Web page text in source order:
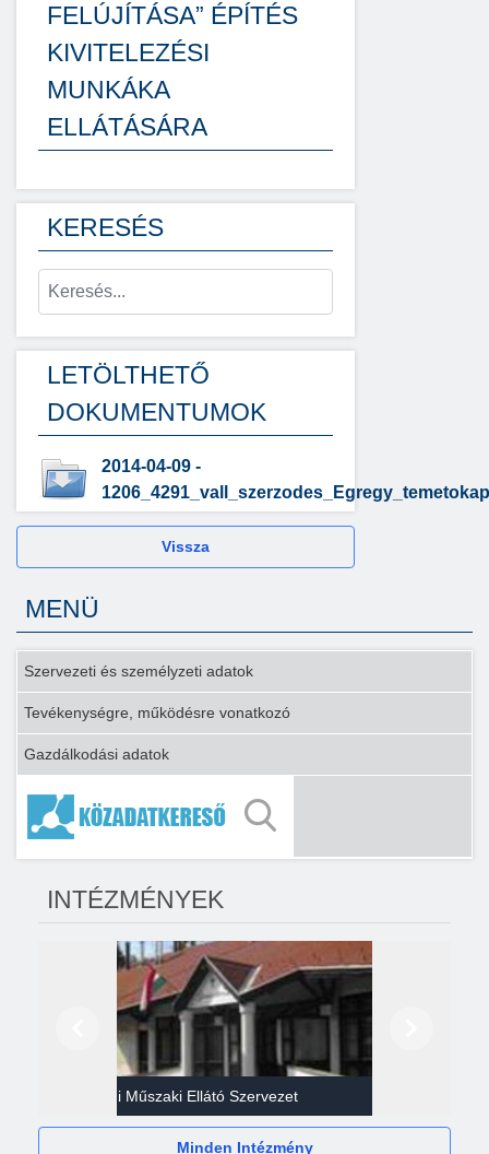
FELÚJÍTÁSA” ÉPÍTÉS
KIVITELEZÉSI
MUNKÁKA
ELLÁTÁSÁRA
KERESÉS
LETÖLTHETŐ
DOKUMENTUMOK
2014-04-09 -
Vissza
MENÜ
Szervezeti és személyzeti adatok
Tevékenységre, működésre vonatkozó
Gazdálkodási adatok
INTÉZMÉNYEK
Gazdasági Műszaki Ellátó Szervezet
Minden Intézmény